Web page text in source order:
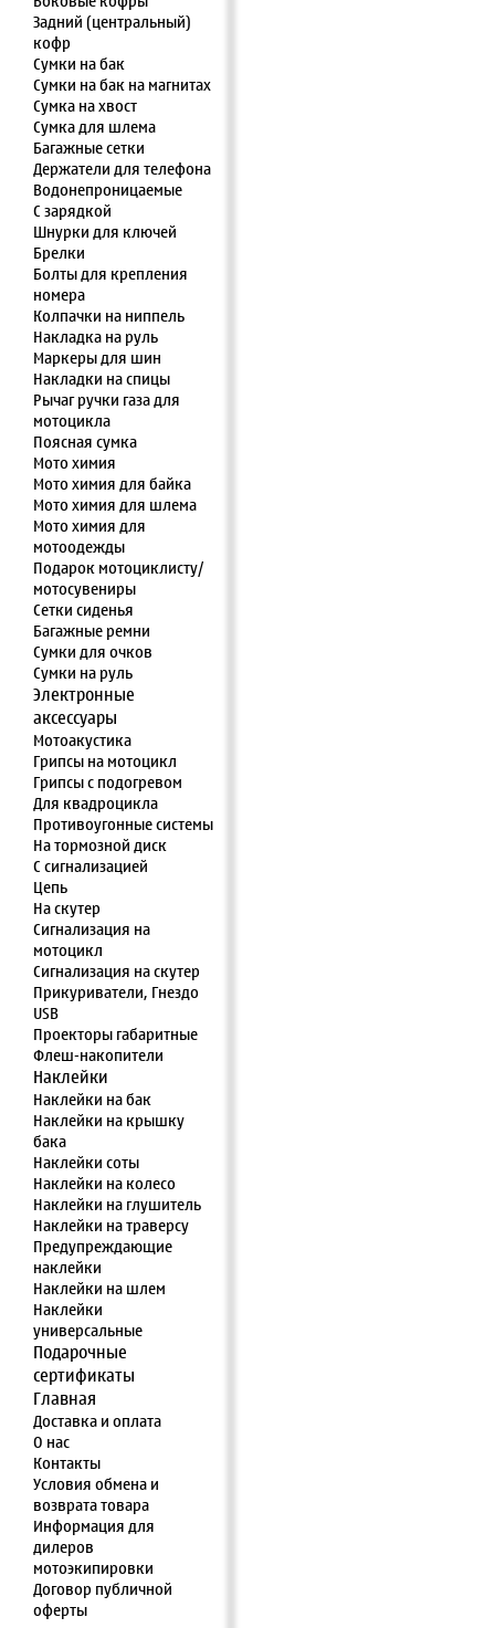
Задний (центральный)
кофр
Сумки на бак
Сумки на бак на магнитах
Сумка на хвост
Сумка для шлема
Багажные сетки
Держатели для телефона
Водонепроницаемые
С зарядкой
Шнурки для ключей
Брелки
Болты для крепления
номера
Колпачки на ниппель
Накладка на руль
Маркеры для шин
Накладки на спицы
Рычаг ручки газа для
мотоцикла
Поясная сумка
Мото химия
Мото химия для байка
Мото химия для шлема
Мото химия для
мотоодежды
Подарок мотоциклисту/
мотосувениры
Сетки сиденья
Багажные ремни
Сумки для очков
Сумки на руль
Электронные
аксессуары
Мотоакустика
Грипсы на мотоцикл
Грипсы с подогревом
Для квадроцикла
Противоугонные системы
На тормозной диск
С сигнализацией
Цепь
На скутер
Сигнализация на
мотоцикл
Сигнализация на скутер
Прикуриватели, Гнездо
USB
Проекторы габаритные
Флеш-накопители
Наклейки
Наклейки на бак
Наклейки на крышку
бака
Наклейки соты
Наклейки на колесо
Наклейки на глушитель
Наклейки на траверсу
Предупреждающие
наклейки
Наклейки на шлем
Наклейки
универсальные
Подарочные
сертификаты
Главная
Доставка и оплата
О нас
Контакты
Условия обмена и
возврата товара
Информация для
дилеров
мотоэкипировки
Договор публичной
оферты